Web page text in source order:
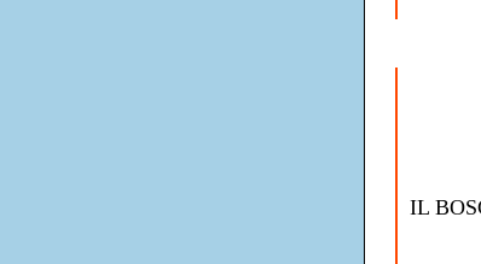
IL